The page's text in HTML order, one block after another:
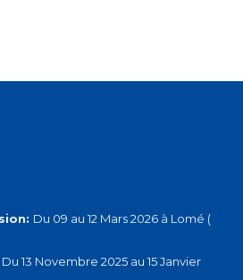
Du 09 au 12 Mars 2026 à Lomé (
Du 13 Novembre 2025 au 15 Janvier